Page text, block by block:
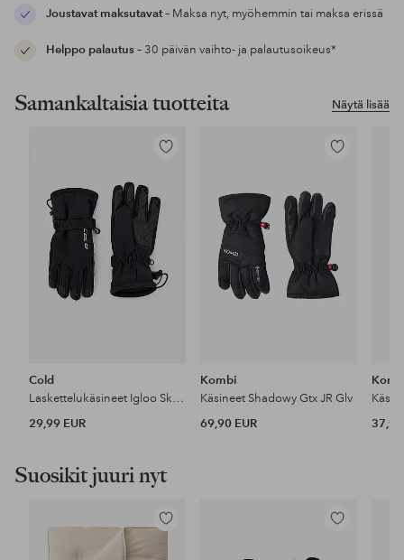
Joustavat maksutavat– Maksa nyt, myöhemmin tai maksa erissä
Helppo palautus– 30 päivän vaihto- ja palautusoikeus*
Näytä lisää
Samankaltaisia tuotteita
Lisää
Cold
Laskettelukäsineet Igloo Ski Gloves JR
29,99 EUR
Lisää
Kombi
Käsineet Shadowy Gtx JR Glv
69,90 EUR
37,90
Suosikit juuri nyt
Lisää
Lisää